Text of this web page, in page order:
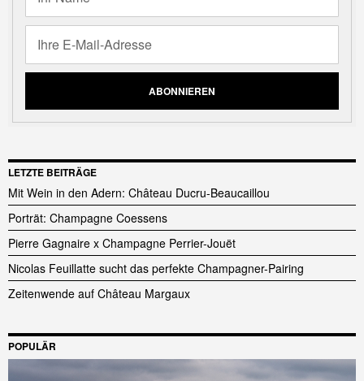
LETZTE BEITRÄGE
Mit Wein in den Adern: Château Ducru-Beaucaillou
Porträt: Champagne Coessens
Pierre Gagnaire x Champagne Perrier-Jouët
Nicolas Feuillatte sucht das perfekte Champagner-Pairing
Zeitenwende auf Château Margaux
POPULÄR